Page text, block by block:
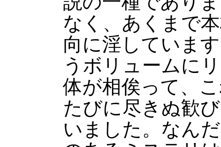
なく、あくまで
向に淫していま
うボリュームに
体が相俟って、
たびに尽きぬ歓
いました。なん